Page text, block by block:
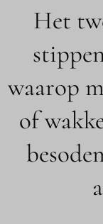
Het
waarop
of